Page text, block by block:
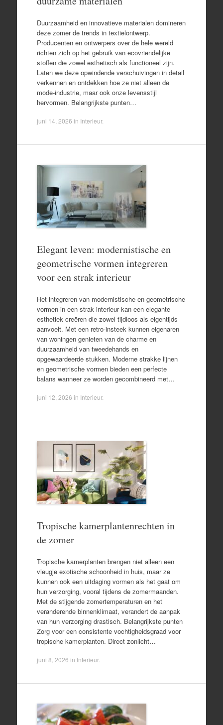
Duurzaamheid en innovatieve materialen domineren
deze zomer de trends in textielontwerp.
Producenten en ontwerpers over de hele wereld
richten zich op het gebruik van ecovriendelijke
stoffen die zowel esthetisch als functioneel zijn.
Laten we deze opwindende verschuivingen in detail
verkennen en ontdekken hoe ze niet alleen de
mode-industrie, maar ook onze levensstijl
hervormen. Belangrijkste punten…
juni 14, 2026 in Interieur.
Elegant leven: modernistische en
geometrische vormen integreren
voor een strak interieur
Het integreren van modernistische en geometrische
vormen in een strak interieur kan een elegante
esthetiek creëren die zowel tijdloos als eigentijds
aanvoelt. Met een retro-insteek kunnen eigenaren
van woningen genieten van de charme en
duurzaamheid van tweedehands en
opgewaardeerde stukken. Moderne strakke lijnen
en geometrische vormen bieden een perfecte
balans wanneer ze worden gecombineerd met…
juni 12, 2026 in Interieur.
Tropische kamerplantenrechten in
de zomer
Tropische kamerplanten brengen niet alleen een
vleugje exotische schoonheid in huis, maar ze
kunnen ook een uitdaging vormen als het gaat om
hun verzorging, vooral tijdens de zomermaanden.
Met de stijgende zomertemperaturen en het
veranderende binnenklimaat, verandert de aanpak
van hun verzorging drastisch. Belangrijkste punten
Zorg voor een consistente vochtigheidsgraad voor
tropische kamerplanten. Direct zonlicht…
juni 8, 2026 in Interieur.